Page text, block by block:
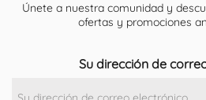
Únete a nuestra comunidad y
ofertas y promociones
Su dirección de